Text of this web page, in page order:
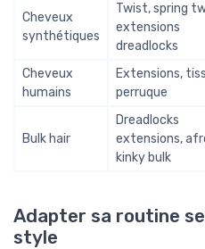
Cheveux
synthétiques
Twist, spring
extensions
dreadlocks
Cheveux
humains
Extensions,
perruque
Bulk hair
Dreadlocks
extensions,
kinky bulk
Adapter sa routine
style